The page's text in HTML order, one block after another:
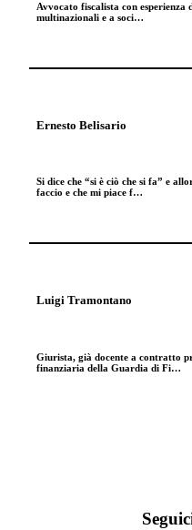
Avvocato fiscalista con esperienza
multinazionali e a soci…
Ernesto Belisario
Si dice che “si è ciò che si fa” e
faccio e che mi piace f…
Luigi Tramontano
Giurista, già docente a contratto
finanziaria della Guardia di Fi…